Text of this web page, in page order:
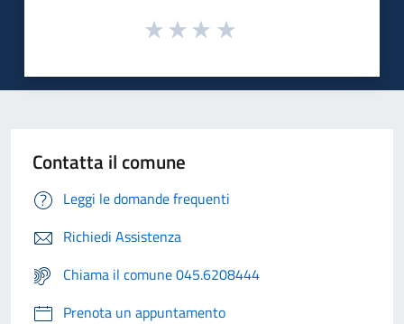
Contatta il comune
Leggi le domande frequenti
Richiedi Assistenza
Chiama il comune 045.6208444
Prenota un appuntamento